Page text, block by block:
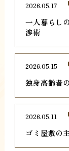
一人暮らし
渉術
2026.05.17
独身高齢者
2026.05.15
ゴミ屋敷の
2026.05.11